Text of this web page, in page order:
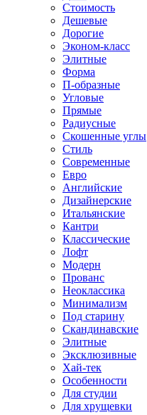
Стоимость
Дешевые
Дорогие
Эконом-класс
Элитные
Форма
П-образные
Угловые
Прямые
Радиусные
Скошенные углы
Стиль
Современные
Евро
Английские
Дизайнерские
Итальянские
Кантри
Классические
Лофт
Модерн
Прованс
Неоклассика
Минимализм
Под старину
Скандинавские
Элитные
Эксклюзивные
Хай-тек
Особенности
Для студии
Для хрущевки